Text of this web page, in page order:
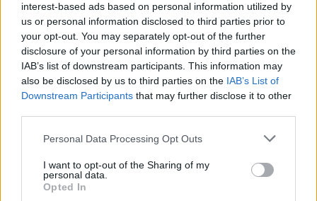
interest-based ads based on personal information utilized by
us or personal information disclosed to third parties prior to
your opt-out. You may separately opt-out of the further
disclosure of your personal information by third parties on the
IAB’s list of downstream participants. This information may
also be disclosed by us to third parties on the IAB’s List of
Downstream Participants that may further disclose it to other
Please note that this website/app uses one or more Google
not limited to your visit or usage behaviour. You may click to
grant or deny consent to Google and its third-party tags to
use your data for below specified purposes in below Google
Personal Data Processing Opt Outs
I want to opt-out of the Sharing of my
personal data.
Opted In